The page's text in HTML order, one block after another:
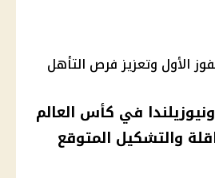
الأول وتعزيز فرص التأهل
في كأس العالم
والتشكيل المتوقع